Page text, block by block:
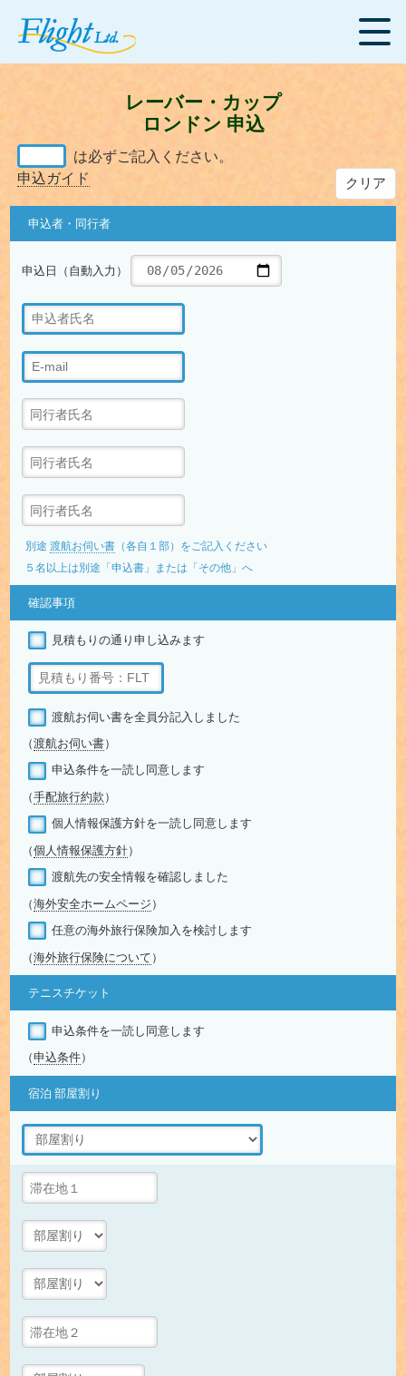
レーバー・カップ
ロンドン 申込
は必ずご記入ください。
申込ガイド
クリア
申込者・同行者
申込日（自動入力）
別途 渡航お伺い書（各自１部）をご記入ください
５名以上は別途「申込書」または「その他」へ
確認事項
見積もりの通り申し込みます
渡航お伺い書を全員分記入しました
（渡航お伺い書）
申込条件を一読し同意します
（手配旅行約款 ）
個人情報保護方針を一読し同意します
（個人情報保護方針）
渡航先の安全情報を確認しました
（海外安全ホームページ ）
任意の海外旅行保険加入を検討します
（海外旅行保険について ）
テニスチケット
申込条件を一読し同意します
（申込条件）
宿泊 部屋割り